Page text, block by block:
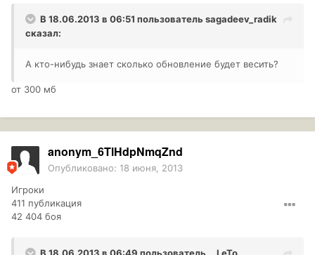
В 18.06.2013 в 06:51 пользователь sagadeev_radik
сказал:
А кто-нибудь знает сколько обновление будет весить?
от 300 мб
anonym_6TlHdpNmqZnd
Опубликовано: 18 июня, 2013
Игроки
411 публикация
42 404 боя